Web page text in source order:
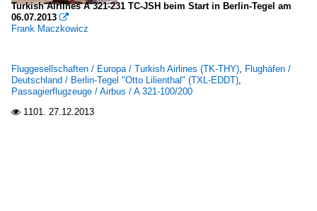
Turkish Airlines A 321-231 TC-JSH beim Start in Berlin-Tegel am
06.07.2013 
Frank Maczkowicz
Fluggesellschaften / Europa / Turkish Airlines (TK-THY), Flughäfen /
Deutschland / Berlin-Tegel "Otto Lilienthal" (TXL-EDDT),
Passagierflugzeuge / Airbus / A 321-100/200
 1101. 27.12.2013